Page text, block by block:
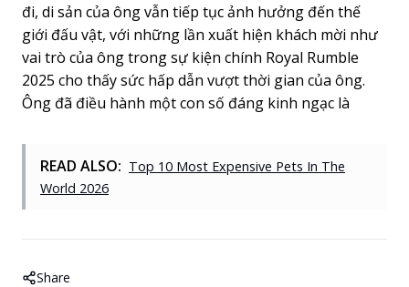
đi, di sản của ông vẫn tiếp tục ảnh hưởng đến thế
giới đấu vật, với những lần xuất hiện khách mời như
vai trò của ông trong sự kiện chính Royal Rumble
2025 cho thấy sức hấp dẫn vượt thời gian của ông.
Ông đã điều hành một con số đáng kinh ngạc là
READ ALSO: Top 10 Most Expensive Pets In The
World 2026
Share